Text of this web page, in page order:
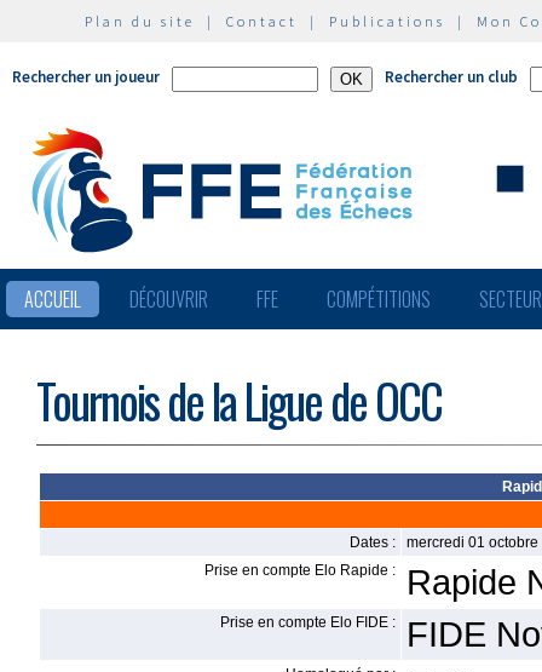
Plan du site | Contact | Publications | Mon
Rechercher un joueur Rechercher un club
ACCUEIL DÉCOUVRIR FFE COMPÉTITIONS
Tournois de la Ligue de OCC
Dates :
mercredi 01
Prise en compte Elo Rapide :
Rapide
Prise en compte Elo FIDE : FIDE